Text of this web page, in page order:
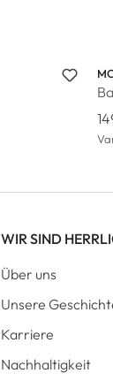
WIR SIND
Über uns
Unsere
Karriere
Nachhaltigkeit